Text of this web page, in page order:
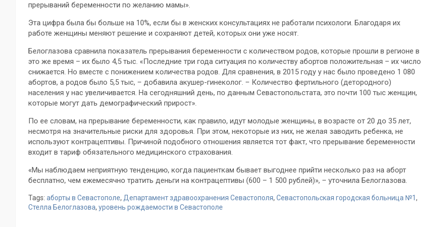
прерываний беременности по желанию мамы».
Эта цифра была бы больше на 10%, если бы в женских консультациях не работали психологи. Благодаря их
работе женщины меняют решение и сохраняют детей, которых они уже носят.
Белоглазова сравнила показатель прерывания беременности с количеством родов, которые прошли в регионе в
это же время – их было 4,5 тыс. «Последние три года ситуация по количеству абортов положительная – их число
снижается. Но вместе с понижением количества родов. Для сравнения, в 2015 году у нас было проведено 1 080
абортов, а родов было 5,5 тыс, – добавила акушер-гинеколог. – Количество фертильного (детородного)
населения у нас увеличивается. На сегодняшний день, по данным Севастопольстата, это почти 100 тыс женщин,
которые могут дать демографический прирост».
По ее словам, на прерывание беременности, как правило, идут молодые женщины, в возрасте от 20 до 35 лет,
несмотря на значительные риски для здоровья. При этом, некоторые из них, не желая заводить ребенка, не
используют контрацептивы. Причиной подобного отношения является тот факт, что прерывание беременности
входит в тариф обязательного медицинского страхования.
«Мы наблюдаем неприятную тенденцию, когда пациенткам бывает выгоднее прийти несколько раз на аборт
бесплатно, чем ежемесячно тратить деньги на контрацептивы (600 – 1 500 рублей)», – уточнила Белоглазова.
Tags: аборты в Севастополе, Департамент здравоохранения Севастополя, Севастопольская городская больница №1,
Стелла Белоглазова, уровень рождаемости в Севастополе